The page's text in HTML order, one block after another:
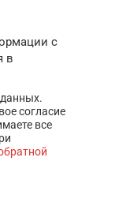
с
в
согласие
все